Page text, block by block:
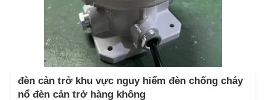
đèn cản trở khu vực nguy hiểm đèn chống cháy
nổ đèn cản trở hàng không